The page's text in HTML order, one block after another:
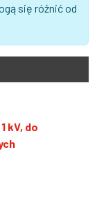
się różnić od
kV, do